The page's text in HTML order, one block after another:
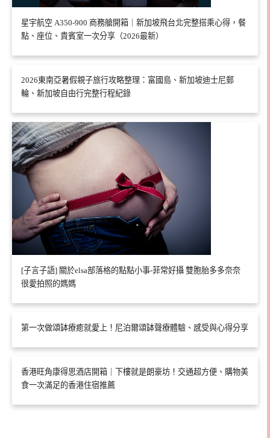
星宇航空 A350-900 商務艙開箱｜新加坡飛台北完整搭乘心得，餐
點、座位、貴賓室一次分享（2026最新）
2026東南亞暑假親子旅行攻略整理：富國島、新加坡迪士尼郵
輪、新加坡自由行完整行程紀錄
[子言子語] 關於elsa部落格的點點小事-菲常好攝 雙胞胎多多奈奈
很愛拍照的媽媽
第一次做頌缽療癒就愛上！尼泊爾頌缽聲療體驗、感受與心得分享
香港旺角康得思酒店開箱｜下樓就是朗豪坊！交通超方便、購物美
食一次滿足的香港住宿推薦